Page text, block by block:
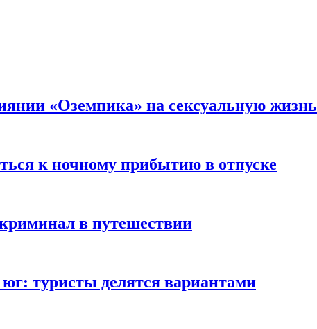
«Оземпика» на сексуальную жизнь
к ночному прибытию в отпуске
в путешествии
туристы делятся вариантами